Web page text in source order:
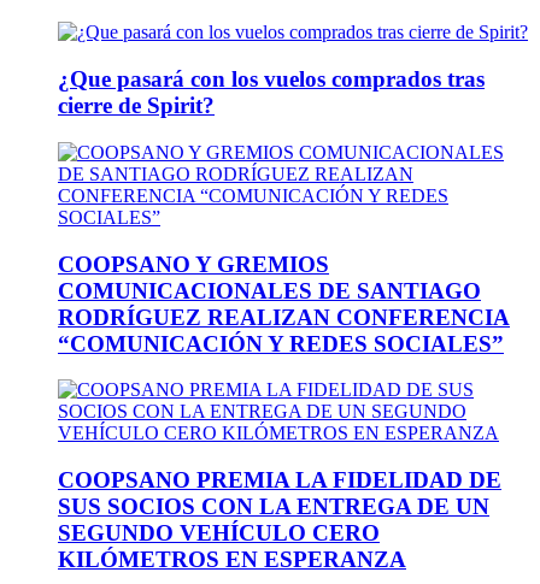
¿Que pasará con los vuelos comprados tras
cierre de Spirit?
COOPSANO Y GREMIOS
COMUNICACIONALES DE SANTIAGO
RODRÍGUEZ REALIZAN CONFERENCIA
“COMUNICACIÓN Y REDES SOCIALES”
COOPSANO PREMIA LA FIDELIDAD DE
SUS SOCIOS CON LA ENTREGA DE UN
SEGUNDO VEHÍCULO CERO
KILÓMETROS EN ESPERANZA